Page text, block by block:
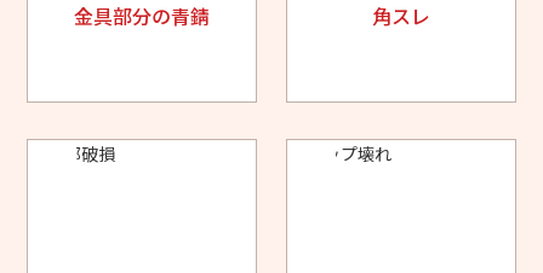
金具部分の青錆 角スレ